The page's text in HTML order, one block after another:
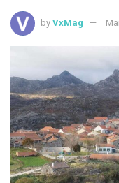
by VxMag